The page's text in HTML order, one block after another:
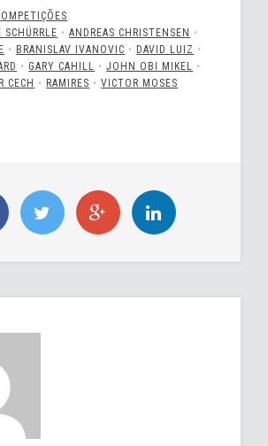
SCHÜRRLE •ANDREAS CHRISTENSEN •
• BRANISLAV IVANOVIC • DAVID LUIZ •
• GARY CAHILL •JOHN OBI MIKEL •
CECH • RAMIRES •VICTOR MOSES